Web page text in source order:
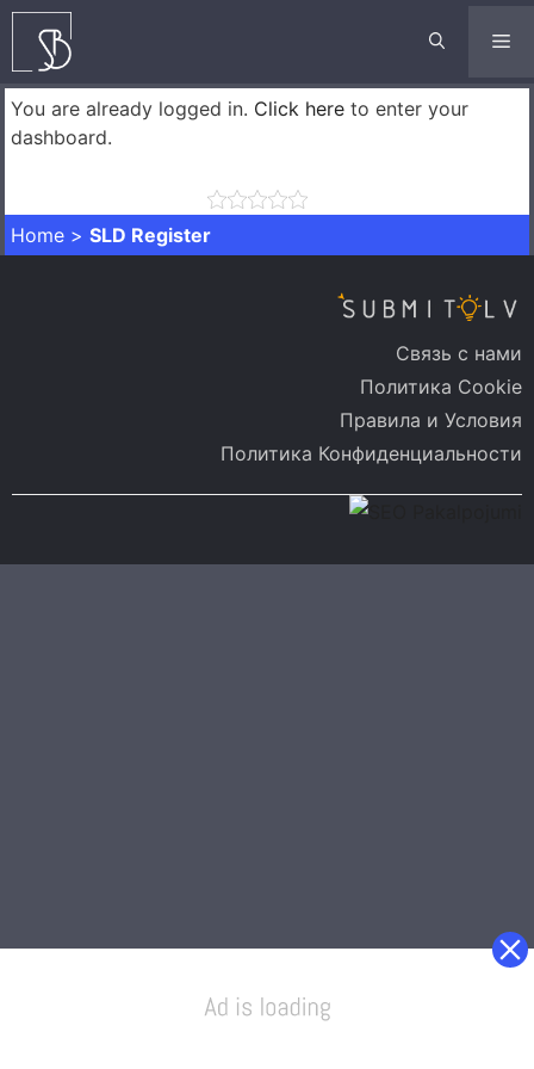
Перейти
содержимому
You are already logged in. Click here to enter your
dashboard.
Home > SLD Register
Связь с нами
Политика Cookie
Правила и Условия
Политика Конфиденциальности